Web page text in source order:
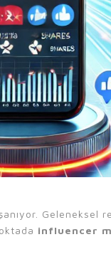
Geleneksel
influencer